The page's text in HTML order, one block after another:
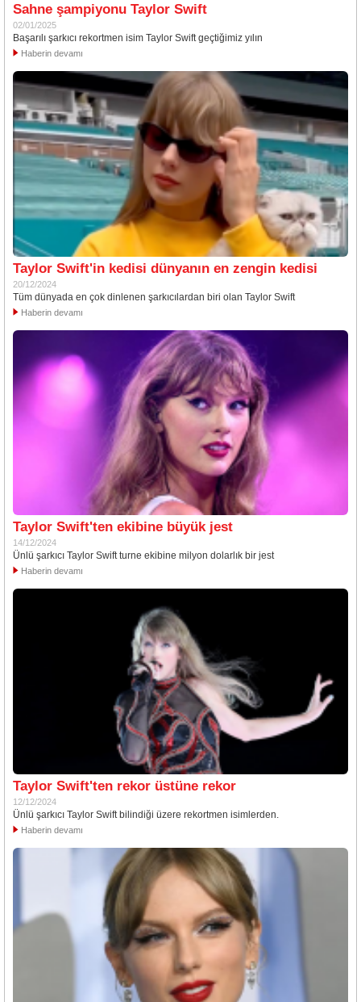
Sahne şampiyonu Taylor Swift
02/01/2025
Başarılı şarkıcı rekortmen isim Taylor Swift geçtiğimiz yılın
Haberin devamı
Taylor Swift'in kedisi dünyanın en zengin kedisi
20/12/2024
Tüm dünyada en çok dinlenen şarkıcılardan biri olan Taylor Swift
Haberin devamı
Taylor Swift'ten ekibine büyük jest
14/12/2024
Ünlü şarkıcı Taylor Swift turne ekibine milyon dolarlık bir jest
Haberin devamı
Taylor Swift'ten rekor üstüne rekor
12/12/2024
Ünlü şarkıcı Taylor Swift bilindiği üzere rekortmen isimlerden.
Haberin devamı